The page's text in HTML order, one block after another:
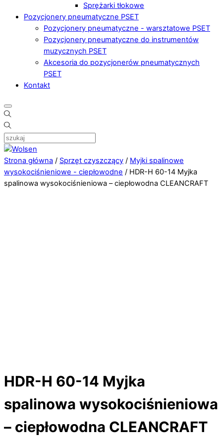
Sprężarki tłokowe
Pozycjonery pneumatyczne PSET
Pozycjonery pneumatyczne - warsztatowe PSET
Pozycjonery pneumatyczne do instrumentów
muzycznych PSET
Akcesoria do pozycjonerów pneumatycznych
PSET
Kontakt
Strona główna / Sprzęt czyszczący / Myjki spalinowe
wysokociśnieniowe - ciepłowodne / HDR-H 60-14 Myjka
spalinowa wysokociśnieniowa – ciepłowodna CLEANCRAFT
HDR-H 60-14 Myjka
spalinowa wysokociśnieniowa
– ciepłowodna CLEANCRAFT